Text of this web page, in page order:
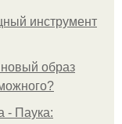
инструмент
образ
- Паука: